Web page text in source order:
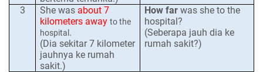
3 She was about 7
kilometers awayto the
hospital .
(Dia sekitar 7 kilometer
jauhnya ke rumah
sakit.)
How far was she to the
hospital?
(Seberapa jauh dia ke
rumah sakit?)